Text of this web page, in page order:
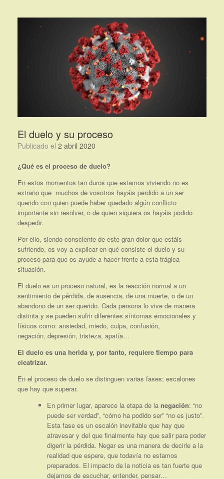
El duelo y su proceso
Publicado el 2 abril 2020
¿Qué es el proceso de duelo?
En estos momentos tan duros que estamos viviendo no es
extraño que muchos de vosotros hayáis perdido a un ser
querido con quien puede haber quedado algún conflicto
importante sin resolver, o de quien siquiera os hayáis podido
despedir.
Por ello, siendo consciente de este gran dolor que estáis
sufriendo, os voy a explicar en qué consiste el duelo y su
proceso para que os ayude a hacer frente a esta trágica
situación.
El duelo es un proceso natural, es la reacción normal a un
sentimiento de pérdida, de ausencia, de una muerte, o de un
abandono de un ser querido. Cada persona lo vive de manera
distinta y se pueden sufrir diferentes síntomas emocionales y
físicos como: ansiedad, miedo, culpa, confusión,
negación, depresión, tristeza, apatía…
El duelo es una herida y, por tanto, requiere tiempo para
cicatrizar.
En el proceso de duelo se distinguen varias fases; escalones
que hay que superar.
En primer lugar, aparece la etapa de la negación: “no
puede ser verdad”, “cómo ha podido ser” “no es justo”.
Esta fase es un escalón inevitable que hay que
atravesar y del que finalmente hay que salir para poder
digerir la pérdida. Negar es una manera de decirle a la
realidad que espere, que todavía no estamos
preparados. El impacto de la noticia es tan fuerte que
dejamos de escuchar, entender, pensar…